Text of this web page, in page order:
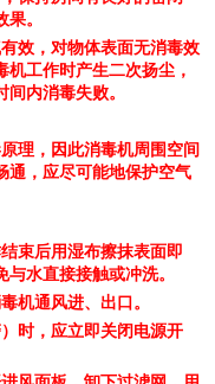
。
效，对物体表面无消毒效
工作时产生二次扬尘，
内消毒失败。
理，因此消毒机周围空间
通，应尽可能地保护空气
束后用湿布擦抹表面即
水直接接触或冲洗。
机通风进、出口。
时，应立即关闭电源开